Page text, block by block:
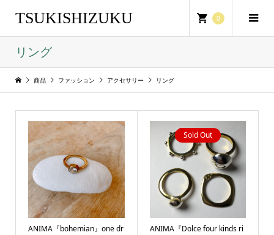
TSUKISHIZUKU 0
リング
商品 ファッション アクセサリー リング
ANIMA『bohemian』one dr
Sold Out
ANIMA『Dolce four kinds ri